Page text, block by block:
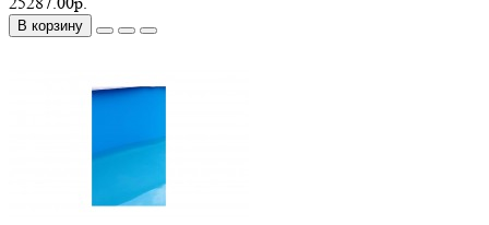
В корзину